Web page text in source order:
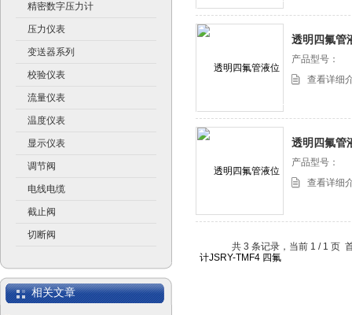
精密数字压力计
压力仪表
变送器系列
校验仪表
流量仪表
温度仪表
显示仪表
调节阀
电线电缆
截止阀
切断阀
相关文章
透明四氟管
产品型号：
查看详细
透明四氟管
TMF4 四氟
产品型号：
查看详细
共 3 条记录，当前 1 / 1 页